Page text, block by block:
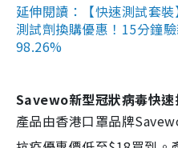
延伸閱讀：【快速測試套
測試劑換購優惠！15分鐘
98.26%
Savewo新型冠狀病毒快速
產品由香港口罩品牌